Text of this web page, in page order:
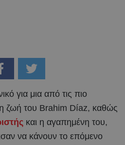
για μια από τις πιο
ζωή του Brahim Díaz, καθώς
και η αγαπημένη του,
να κάνουν το επόμενο